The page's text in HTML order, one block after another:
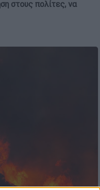
στους πολίτες, να